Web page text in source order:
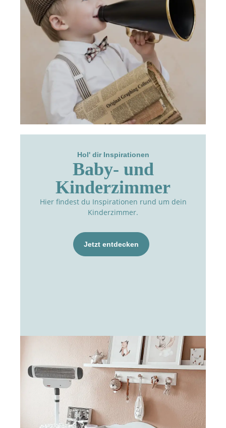
Hol' dir Inspirationen
Baby- und
Kinderzimmer
Hier findest du Inspirationen rund um dein
Kinderzimmer.
Jetzt entdecken